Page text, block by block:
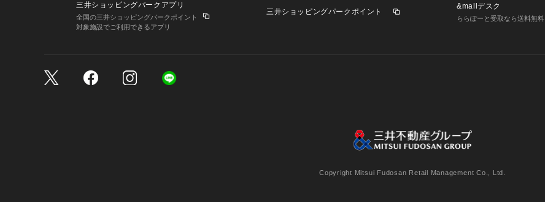
三井ショッピングパークアプリ
全国の三井ショッピングパークポイント
対象施設でご利用できるアプリ
三井ショッピングパークポイント
&mallデスク
ららぽーと受取なら送料無料
個人情報保護方針 個人情報の取り扱いについて
Copyright Mitsui Fudosan Retail Management Co., Ltd.